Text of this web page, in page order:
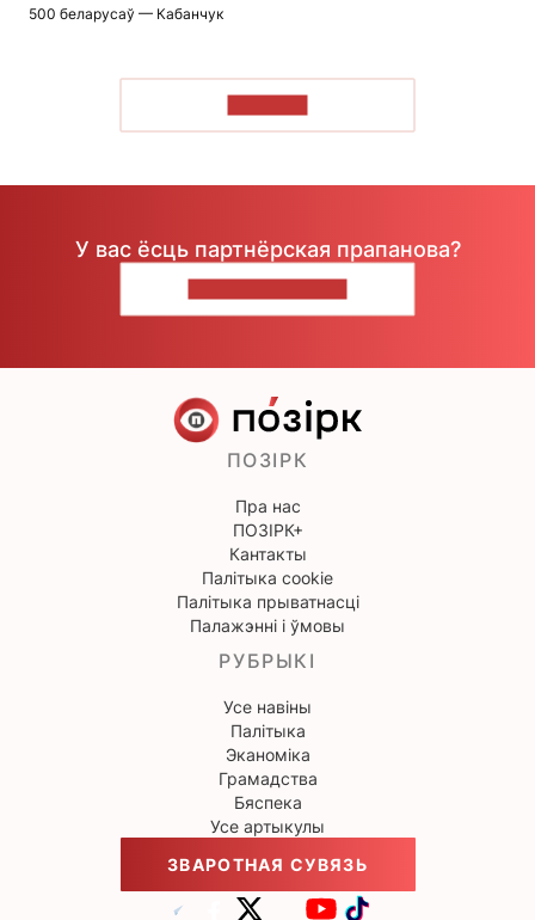
500 беларусаў — Кабанчук
У вас ёсць партнёрская прапанова?
ПОЗІРК
Пра нас
ПОЗІРК+
Кантакты
Палітыка cookie
Палітыка прыватнасці
Палажэнні і ўмовы
РУБРЫКІ
Усе навіны
Палітыка
Эканоміка
Грамадства
Бяспека
Усе артыкулы
ЗВАРОТНАЯ СУВЯЗЬ